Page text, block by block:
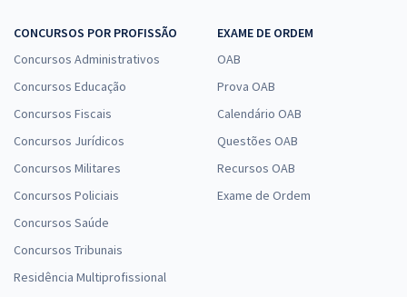
CONCURSOS POR PROFISSÃO
Concursos Administrativos
Concursos Educação
Concursos Fiscais
Concursos Jurídicos
Concursos Militares
Concursos Policiais
Concursos Saúde
Concursos Tribunais
Residência Multiprofissional
EXAME DE ORDEM
OAB
Prova OAB
Calendário OAB
Questões OAB
Recursos OAB
Exame de Ordem